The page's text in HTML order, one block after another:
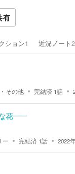
有
ション1 近況ノート2
その他 完結済 1話
な花——
ー 完結済 1話 2022